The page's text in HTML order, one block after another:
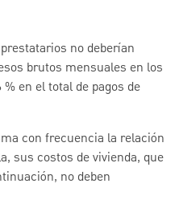
no deberían
brutos mensuales en los
en el total de pagos de
con frecuencia la relación
sus costos de vivienda, que
no deben